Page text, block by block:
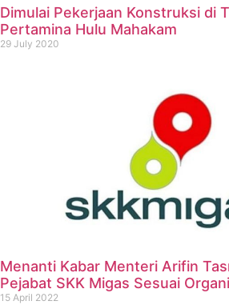
Dimulai Pekerjaan Konstruksi di
Pertamina Hulu Mahakam
29 July 2020
Menanti Kabar Menteri Arifin
Pejabat SKK Migas Sesuai
15 April 2022